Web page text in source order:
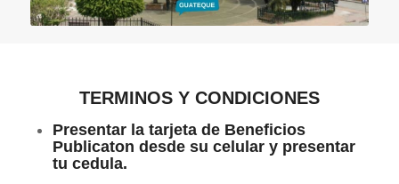
TERMINOS Y CONDICIONES
Presentar la tarjeta de Beneficios
Publicaton desde su celular y presentar
tu cedula.